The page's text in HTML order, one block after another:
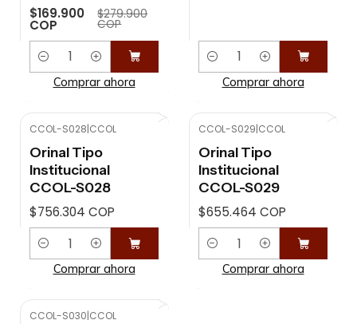
$169.900
COP
$279.900
COP
Cantidad
Comprar ahora
Cantidad
Comprar ahora
CCOL-S028|CCOL
Orinal Tipo
Institucional
CCOL-S028
$756.304 COP
Cantidad
Comprar ahora
CCOL-S029|CCOL
Orinal Tipo
Institucional
CCOL-S029
$655.464 COP
Cantidad
Comprar ahora
CCOL-S030|CCOL